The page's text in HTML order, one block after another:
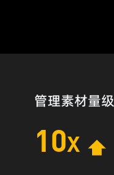
管理素材量级
10X